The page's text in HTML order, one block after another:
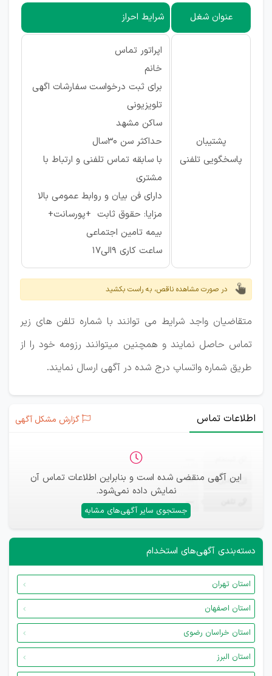
عنوان شغل شرایط احراز
پشتیبان
پاسخگویی تلفنی
اپراتور تماس
خانم
برای ثبت درخواست سفارشات اگهی
تلویزیونی
ساکن مشهد
حداکثر سن 30سال
با سابقه تماس تلفنی و ارتباط با
مشتری
دارای فن بیان و روابط عمومی بالا
مزایا: حقوق ثابت +پورسانت+
بیمه تامین اجتماعی
ساعت کاری 9الی17
در صورت مشاهده ناقص، به راست بکشید
متقاضیان واجد شرایط می توانند با شماره تلفن های زیر
تماس حاصل نمایند و همچنین میتوانند رزومه خود را از
طریق شماره واتساپ درج شده در آگهی ارسال نمایند.
اطلاعات تماس گزارش مشکل آگهی
این آگهی منقضی شده است و بنابراین اطلاعات تماس آن
نمایش داده نمی‌شود.
جستجوی سایر آگهی‌های مشابه
ایمیل —
—
دسته‌بندی آگهی‌های استخدام
استان تهران
استان اصفهان
استان خراسان رضوی
استان البرز